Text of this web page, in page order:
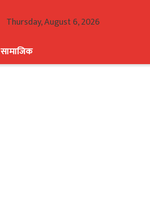
Thursday, August 6, 2026
सामाजिक